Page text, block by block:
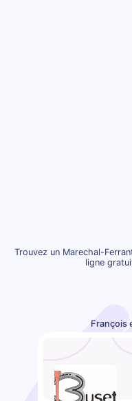
Trouvez un Marechal-
ligne
François